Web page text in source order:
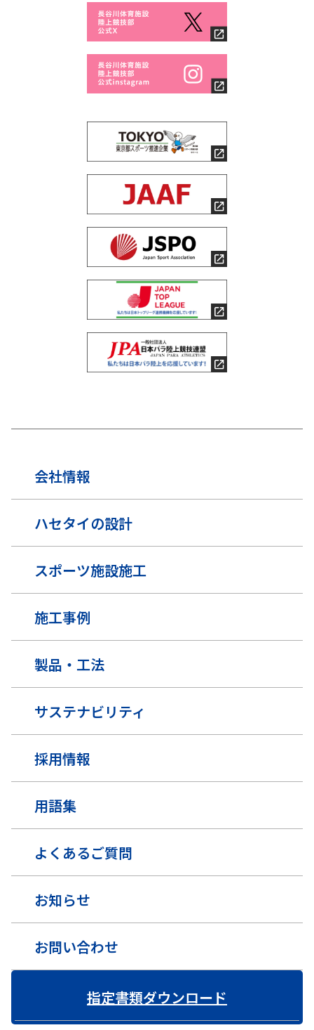
会社情報
ハセタイの設計
スポーツ施設施工
施工事例
製品・工法
サステナビリティ
採用情報
用語集
よくあるご質問
お知らせ
お問い合わせ
指定書類ダウンロード